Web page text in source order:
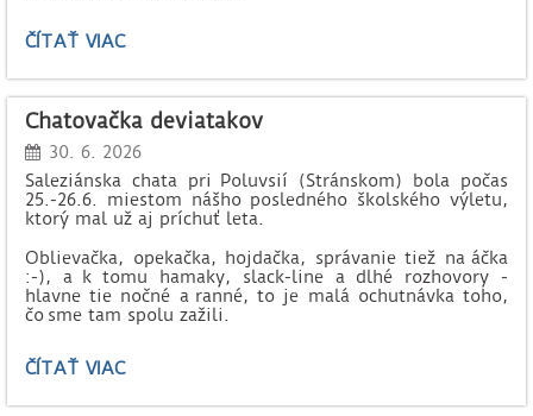
OZNAM
ČÍTAŤ VIAC
Chatovačka deviatakov
30. 6. 2026
Saleziánska chata pri Poluvsií (Stránskom) bola počas
25.-26.6. miestom nášho posledného školského výletu,
ktorý mal už aj príchuť leta.
Oblievačka, opekačka, hojdačka, správanie tiež na áčka
:-), a k tomu hamaky, slack-line a dlhé rozhovory -
hlavne tie nočné a ranné, to je malá ochutnávka toho,
čo sme tam spolu zažili.
CHATOVAČKA
ČÍTAŤ VIAC